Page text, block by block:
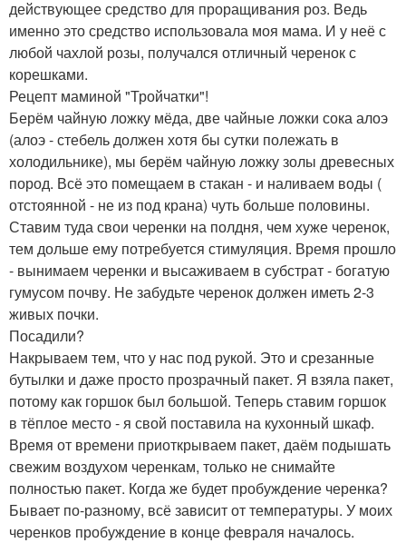
действующее средство для проращивания роз. Ведь
именно это средство использовала моя мама. И у неё с
любой чахлой розы, получался отличный черенок с
корешками.
Рецепт маминой "Тройчатки"!
Берём чайную ложку мёда, две чайные ложки сока алоэ
(алоэ - стебель должен хотя бы сутки полежать в
холодильнике), мы берём чайную ложку золы древесных
пород. Всё это помещаем в стакан - и наливаем воды (
отстоянной - не из под крана) чуть больше половины.
Ставим туда свои черенки на полдня, чем хуже черенок,
тем дольше ему потребуется стимуляция. Время прошло
- вынимаем черенки и высаживаем в субстрат - богатую
гумусом почву. Не забудьте черенок должен иметь 2-3
живых почки.
Посадили?
Накрываем тем, что у нас под рукой. Это и срезанные
бутылки и даже просто прозрачный пакет. Я взяла пакет,
потому как горшок был большой. Теперь ставим горшок
в тёплое место - я свой поставила на кухонный шкаф.
Время от времени приоткрываем пакет, даём подышать
свежим воздухом черенкам, только не снимайте
полностью пакет. Когда же будет пробуждение черенка?
Бывает по-разному, всё зависит от температуры. У моих
черенков пробуждение в конце февраля началось.